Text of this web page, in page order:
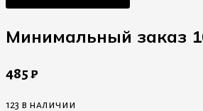
Минимальный заказ
485₽
123 в наличии